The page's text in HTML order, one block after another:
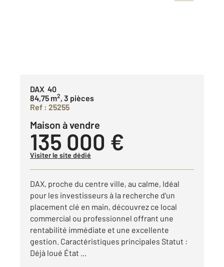
DAX 40
84,75 m2, 3 pièces
Ref : 25255
Maison à vendre
135 000 €
Visiter le site dédié
DAX, proche du centre ville, au calme, Idéal
pour les investisseurs à la recherche d'un
placement clé en main, découvrez ce local
commercial ou professionnel offrant une
rentabilité immédiate et une excellente
gestion. Caractéristiques principales Statut :
Déjà loué État ...